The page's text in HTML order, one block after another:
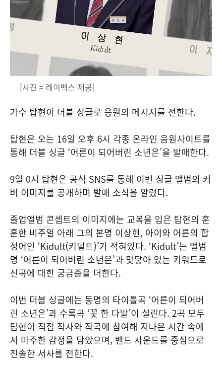
[사진 = 레이벡스 제공]
가수 탑현이 더블 싱글로 응원의 메시지를 전한다.
탑현은 오는 16일 오후 6시 각종 온라인 음원사이트를
통해 더블 싱글 ‘어른이 되어버린 소년은’을 발매한다.
9일 0시 탑현은 공식 SNS를 통해 이번 싱글 앨범의 커
버 이미지를 공개하며 발매 소식을 알렸다.
졸업앨범 콘셉트의 이미지에는 교복을 입은 탑현의 훈
훈한 비주얼 아래 그의 본명 이상현, 아이와 어른의 합
성어인 ‘Kidult(키덜트)’가 적혀있다. ‘Kidult’는 앨범
명 ‘어른이 되어버린 소년은’과 맞닿아 있는 키워드로
신곡에 대한 궁금증을 더한다.
이번 더블 싱글에는 동명의 타이틀곡 ‘어른이 되어버
린 소년은’과 수록곡 ‘꽃 한 다발’이 실린다. 2곡 모두
탑현이 직접 작사와 작곡에 참여해 지나온 시간 속에
서 마주한 감정을 담았으며, 밴드 사운드를 중심으로
진솔한 서사를 전한다.